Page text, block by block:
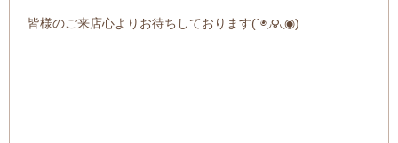
皆様のご来店心よりお待ちしております(´◉◞౪◟◉)